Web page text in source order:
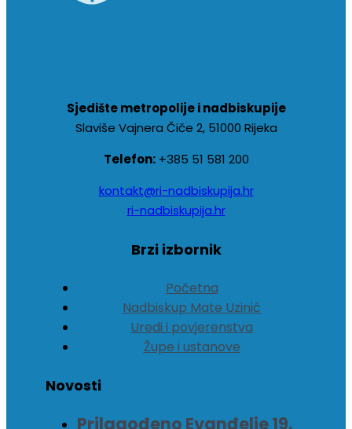
Sjedište metropolije i nadbiskupije
Slaviše Vajnera Čiče 2, 51000 Rijeka
Telefon:+385 51 581 200
kontakt@ri-nadbiskupija.hr
ri-nadbiskupija.hr
Brzi izbornik
Početna
Nadbiskup Mate Uzinić
Uredi i povjerenstva
Župe i ustanove
Novosti
Prilagođeno Evanđelje 19.